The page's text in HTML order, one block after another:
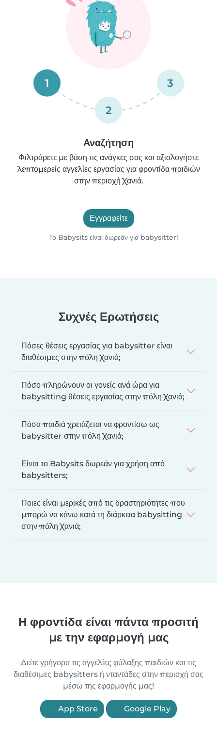
1
2
3
Αναζήτηση
Φιλτράρετε με βάση τις ανάγκες σας και αξιολογήστε
λεπτομερείς αγγελίες εργασίας για φροντίδα παιδιών
στην περιοχή Χανιά.
Εγγραφείτε
Το Babysits είναι δωρεάν για babysitter!
Συχνές Ερωτήσεις
Πόσες θέσεις εργασίας για babysitter είναι
διαθέσιμες στην πόλη Χανιά;
Πόσο πληρώνουν οι γονείς ανά ώρα για
babysitting θέσεις εργασίας στην πόλη Χανιά;
Πόσα παιδιά χρειάζεται να φροντίσω ως
babysitter στην πόλη Χανιά;
Είναι το Babysits δωρεάν για χρήση από
babysitters;
Ποιες είναι μερικές από τις δραστηριότητες που
μπορώ να κάνω κατά τη διάρκεια babysitting
στην πόλη Χανιά;
Η φροντίδα είναι πάντα προσιτή
με την εφαρμογή μας
Δείτε γρήγορα τις αγγελίες φύλαξης παιδιών και τις
διαθέσιμες babysitters ή νταντάδες στην περιοχή σας
μέσω της εφαρμογής μας!
App Store Google Play